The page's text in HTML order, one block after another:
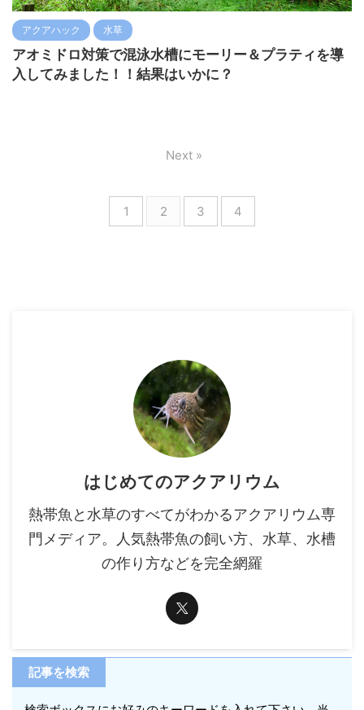
アクアハック 水草
アオミドロ対策で混泳水槽にモーリー＆プラティを導
入してみました！！結果はいかに？
1 2 3 4
Next »
はじめてのアクアリウム
熱帯魚と水草のすべてがわかるアクアリウム専
門メディア。人気熱帯魚の飼い方、水草、水槽
の作り方などを完全網羅
記事を検索